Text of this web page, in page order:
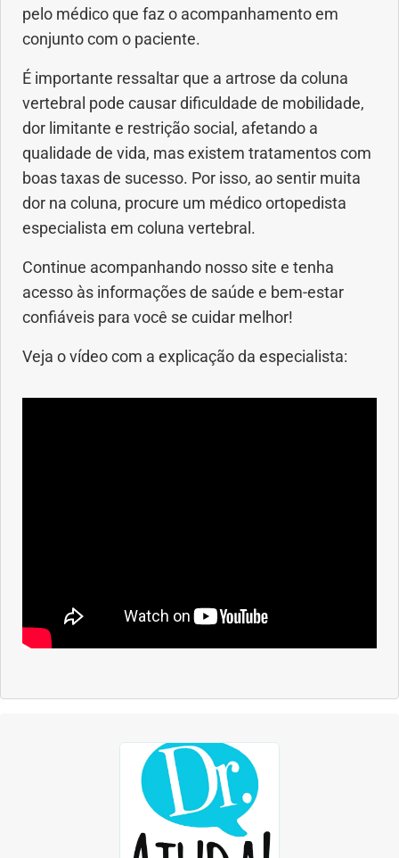
pelo médico que faz o acompanhamento em
conjunto com o paciente.
É importante ressaltar que a artrose da coluna
vertebral pode causar dificuldade de mobilidade,
dor limitante e restrição social, afetando a
qualidade de vida, mas existem tratamentos com
boas taxas de sucesso. Por isso, ao sentir muita
dor na coluna, procure um médico ortopedista
especialista em coluna vertebral.
Continue acompanhando nosso site e tenha
acesso às informações de saúde e bem-estar
confiáveis para você se cuidar melhor!
Veja o vídeo com a explicação da especialista: